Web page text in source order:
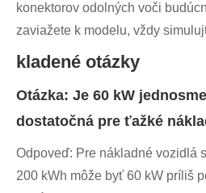
konektorov odolných voči
zaviažete k modelu, vždy
kladené otázky
Otázka: Je 60 kW
dostatočná pre ťažké
Odpoveď: Pre nákladné vozidlá
200 kWh môže byť 60 kW príliš